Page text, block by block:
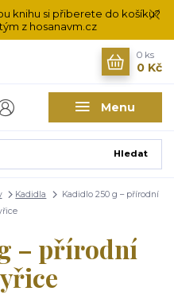
knihu si přiberete do košíku?
z hosanavm.cz
Menu
Hledat
0 ks
0 Kč
Kadidla
Kadidlo 250 g – přírodní
– přírodní